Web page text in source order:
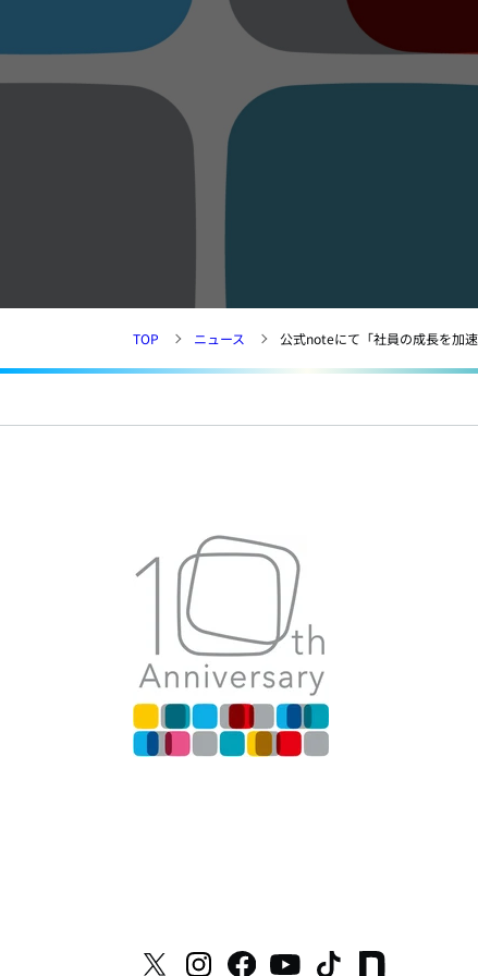
TOP ニュース 公式noteにて「社員の成長を加